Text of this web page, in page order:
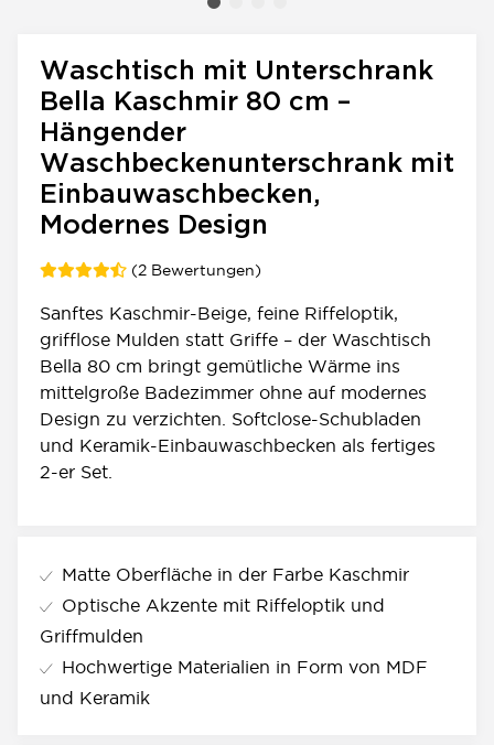
Waschtisch mit Unterschrank
Bella Kaschmir 80 cm –
Hängender
Waschbeckenunterschrank mit
Einbauwaschbecken,
Modernes Design
(2 Bewertungen)
Sanftes Kaschmir-Beige, feine Riffeloptik,
grifflose Mulden statt Griffe – der Waschtisch
Bella 80 cm bringt gemütliche Wärme ins
mittelgroße Badezimmer ohne auf modernes
Design zu verzichten. Softclose-Schubladen
und Keramik-Einbauwaschbecken als fertiges
2-er Set.
Matte Oberfläche in der Farbe Kaschmir
Optische Akzente mit Riffeloptik und
Griffmulden
Hochwertige Materialien in Form von MDF
und Keramik